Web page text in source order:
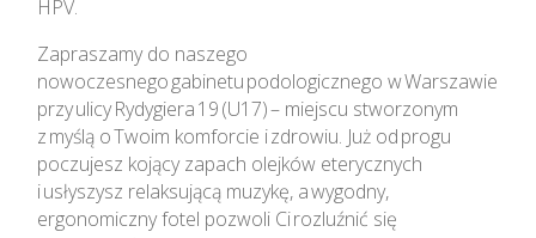
HPV.
Zapraszamy do naszego
nowoczesnego gabinetu podologicznego w Warszawie
przy ulicy Rydygiera 19 (U17) – miejscu stworzonym
z myślą o Twoim komforcie i zdrowiu. Już od progu
poczujesz kojący zapach olejków eterycznych
i usłyszysz relaksującą muzykę, a wygodny,
ergonomiczny fotel pozwoli Ci rozluźnić się